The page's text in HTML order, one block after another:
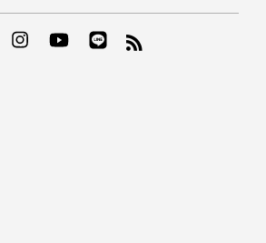
FacebookInstagramYouTubeLine